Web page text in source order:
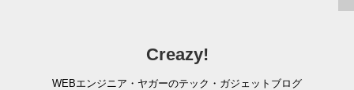
Creazy!
WEBエンジニア・ヤガーのテック・ガジェットブログ